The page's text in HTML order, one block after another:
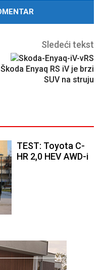
Sledeći tekst
Škoda Enyaq RS iV je brzi
SUV na struju
TEST: Toyota C-
HR 2,0 HEV AWD-i